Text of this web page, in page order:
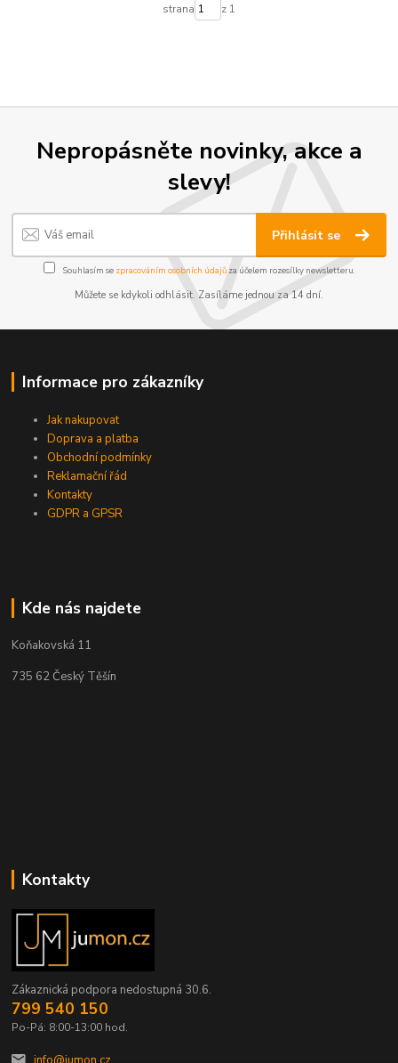
strana z 1
Nepropásněte novinky, akce a
slevy!
Přihlásit se
Souhlasím se zpracováním osobních údajůza účelem rozesílky newsletteru.
Můžete se kdykoli odhlásit. Zasíláme jednou za 14 dní.
Informace pro zákazníky
Jak nakupovat
Doprava a platba
Obchodní podmínky
Reklamační řád
Kontakty
GDPR a GPSR
Kde nás najdete
Koňakovská 11
735 62 Český Těšín
Kontakty
Zákaznická podpora nedostupná 30.6.
799 540 150
Po-Pá: 8:00-13:00 hod.